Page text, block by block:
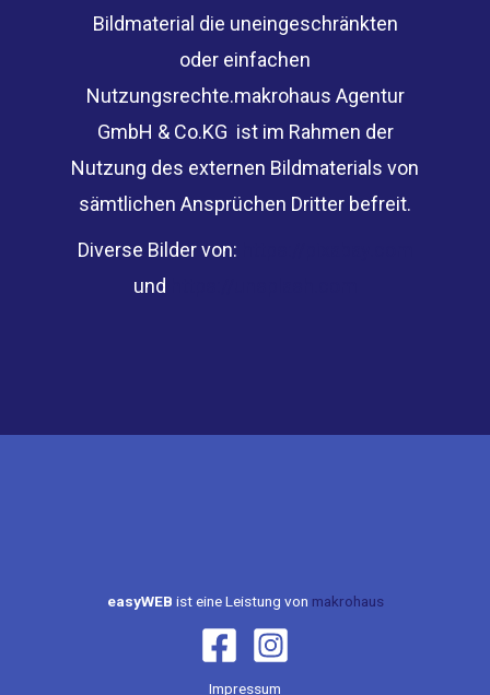
Bildmaterial die uneingeschränkten
oder einfachen
Nutzungsrechte.makrohaus Agentur
GmbH & Co.KG ist im Rahmen der
Nutzung des externen Bildmaterials von
sämtlichen Ansprüchen Dritter befreit.
Diverse Bilder von:
und
easyWEB ist eine Leistung von makrohaus
Impressum